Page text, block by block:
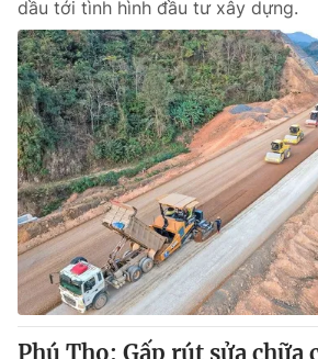
dầu tới tình hình đầu tư xây dựng.
Phú Thọ: Gấp rút sửa chữa